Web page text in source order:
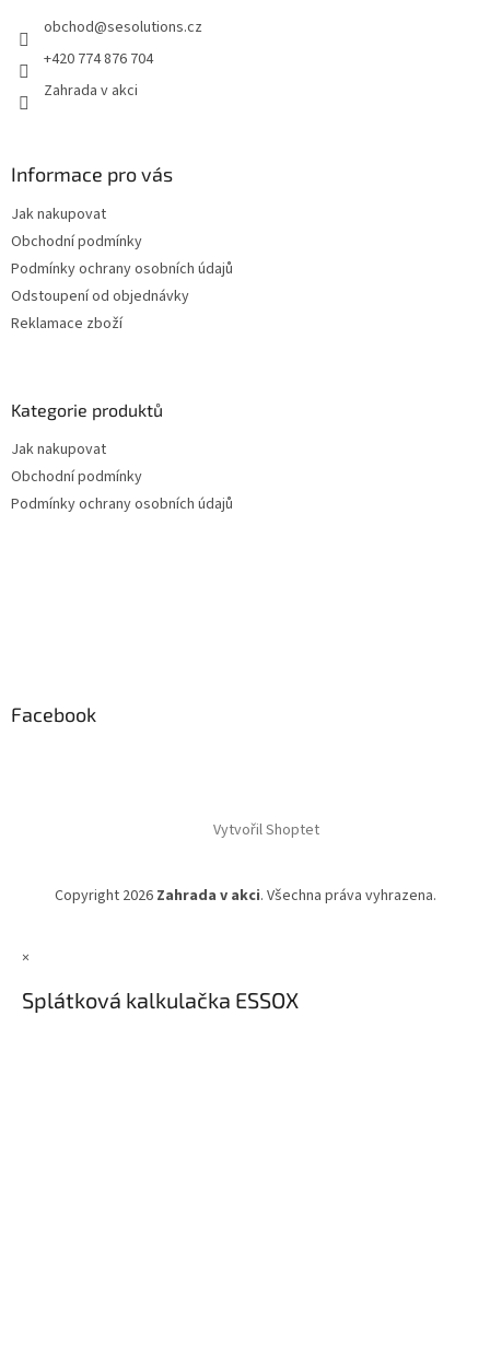
obchod@sesolutions.cz
+420 774 876 704
Zahrada v akci
Informace pro vás
Jak nakupovat
Obchodní podmínky
Podmínky ochrany osobních údajů
Odstoupení od objednávky
Reklamace zboží
Kategorie produktů
Jak nakupovat
Obchodní podmínky
Podmínky ochrany osobních údajů
Facebook
Vytvořil Shoptet
Copyright 2026 Zahrada v akci. Všechna práva vyhrazena.
×
Splátková kalkulačka ESSOX